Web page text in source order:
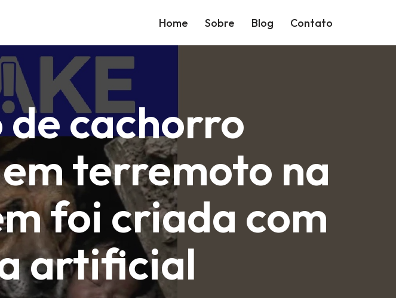
Home Sobre Blog Contato
de cachorro
terremoto na
foi criada com
artificial